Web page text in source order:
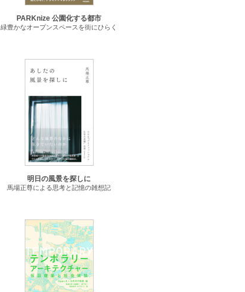
PARKnize 公園化する都市
緑豊かなオープンスペースを街にひらく
明日の風景を探しに
馬場正尊による思考と記憶の雑想記